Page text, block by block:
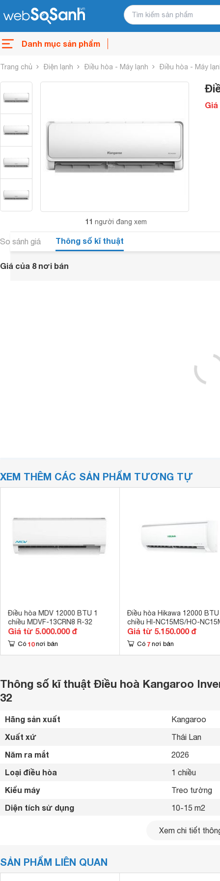
Danh mục sản phẩm
Trang chủ Điện lạnh Điều hòa - Máy lạnh Điều hòa - Máy
11 người đang xem
Giá
So sánh giá Thông số kĩ thuật
Giá của 8 nơi bán
XEM THÊM CÁC SẢN PHẨM TƯƠNG TỰ
Điều hòa MDV 12000 BTU 1
chiều MDVF-13CRN8 R-32
Giá từ 5.000.000 đ
Có 10 nơi bán
Điều hòa Hikawa 12000 BTU
chiều HI-NC15MS/HO-
gas R-32
Giá từ 5.150.000 đ
Có 7 nơi bán
Thông số kĩ thuật Điều hoà Kangaroo
32
Hãng sản xuất Kangaroo
Xuất xứ Thái Lan
Năm ra mắt 2026
Loại điều hòa 1 chiều
Kiểu máy Treo tường
Diện tích sử dụng 10-15 m2
9000 Btu
Công suất tiêu thụ trung bình
Xem chi tiết
SẢN PHẨM LIÊN QUAN